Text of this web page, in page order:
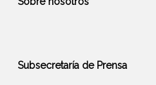
Subsecretaría de Prensa